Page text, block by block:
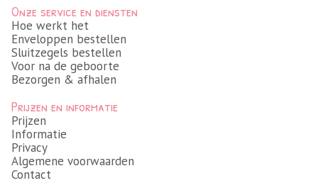
Onze service en diensten
Hoe werkt het
Enveloppen bestellen
Sluitzegels bestellen
Voor na de geboorte
Bezorgen & afhalen
Prijzen en informatie
Prijzen
Informatie
Privacy
Algemene voorwaarden
Contact